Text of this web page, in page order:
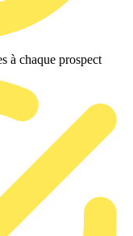
à chaque prospect